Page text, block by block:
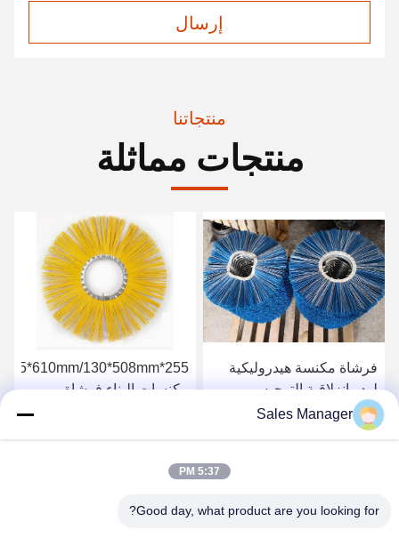
إرسال
منتجاتنا
منتجات مماثلة
فرشاة مكنسة هيدروليكية
لودر انزلاقية التوجيه
مكنسات البناء فرشاة
Sales Manager
5:37 PM
Good day, what product are you looking for?